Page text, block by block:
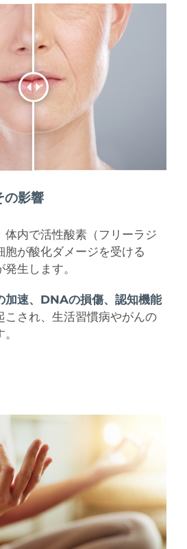
の影響
体内で活性酸素（フリーラジ
胞が酸化ダメージを受ける
発生します。
加速、DNAの損傷、認知機能
こされ、生活習慣病やがんの